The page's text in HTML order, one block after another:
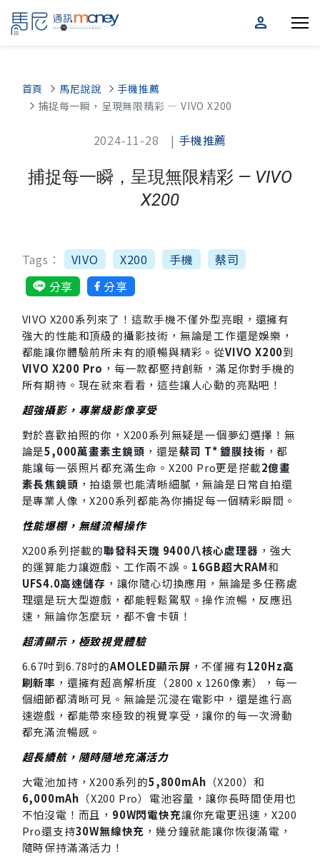
person
首頁 馬尼說說
手機推薦
捕捉每一瞬，呈現無限精彩 — VIVO X200
2024-11-28 | 手機推薦
捕捉每一瞬，呈現無限精彩 — VIVO
X200
Tags： VIVO X200 手機
蔡司
分享
分享
VIVO X200系列來了！這款手機不僅外型亮眼，還擁有
強大的性能和頂級的攝影技術，無論是工作還是娛樂，
都能讓你體驗前所未有的順暢與精彩。從VIVO X200到
VIVO X200 Pro ，每一款都堅持創新，滿足你對手機的
所有期待。現在就來看看，這些讓人心動的亮點吧！
超強攝影，專業級影像享受
對於喜歡拍照的你，X200系列無疑是一個夢幻選擇！無
論是5,000萬畫素主鏡頭 ，還是蔡司 T* 鍍膜技術 ，都
能讓每一張照片都充滿生命。X200 Pro更是搭載2億畫
素長焦鏡頭 ，拍遠景也能清晰細膩，無論是日常自拍還
是專業人像，X200系列都能為你捕捉每一個精彩瞬間。
性能爆棚，無縫流暢操作
X200系列搭載的聯發科天璣 9400八核心處理器 ，強大
的運算能力讓遊戲、工作兩不誤。 16GB超大RAM和
UFS4.0高速儲存 ，讓你隨心切換應用，無論是多任務處
理還是玩大型遊戲，都能輕鬆駕馭。操作流暢，反應迅
速，無論你怎麼玩，都不會卡頓！
超清顯示，極致視覺體驗
6.67吋到6.78吋的AMOLED顯示屏 ，不僅擁有120Hz高
刷新率 ，還擁有超高解析度（2800 x 1260像素），每一
個細節都清晰可見。無論是沉浸在電影中，還是進行高
速遊戲，都能帶來極致的視覺享受，讓你的每一次滑動
都充滿流暢感。
超長續航，隨時隨地充滿活力
大電池加持，X200系列的5,800mAh （X200）和
6,000mAh （X200 Pro）電池容量，讓你長時間使用也
不怕沒電！而且， 90W閃電快充讓你充電更迅速，X200
Pro還支持30W無線快充 ，幾分鐘就能讓你恢復滿電，
隨時保持滿滿活力！